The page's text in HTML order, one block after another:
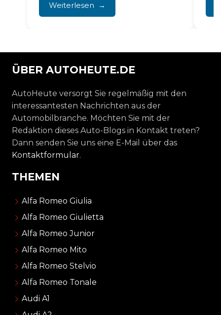
Weiterlesen
ÜBER AUTOHEUTE.DE
AutoHeute versorgt Sie regelmäßig mit den
interessantesten Nachrichten aus der
Automobilbranche. Möchten Sie mit der
Redaktion dieses Auto-Blogs in Kontakt treten?
Dann senden Sie uns eine E-Mail über das
Kontaktformular.
THEMEN
Alfa Romeo Giulia
Alfa Romeo Giulietta
Alfa Romeo Junior
Alfa Romeo Mito
Alfa Romeo Stelvio
Alfa Romeo Tonale
Audi A1